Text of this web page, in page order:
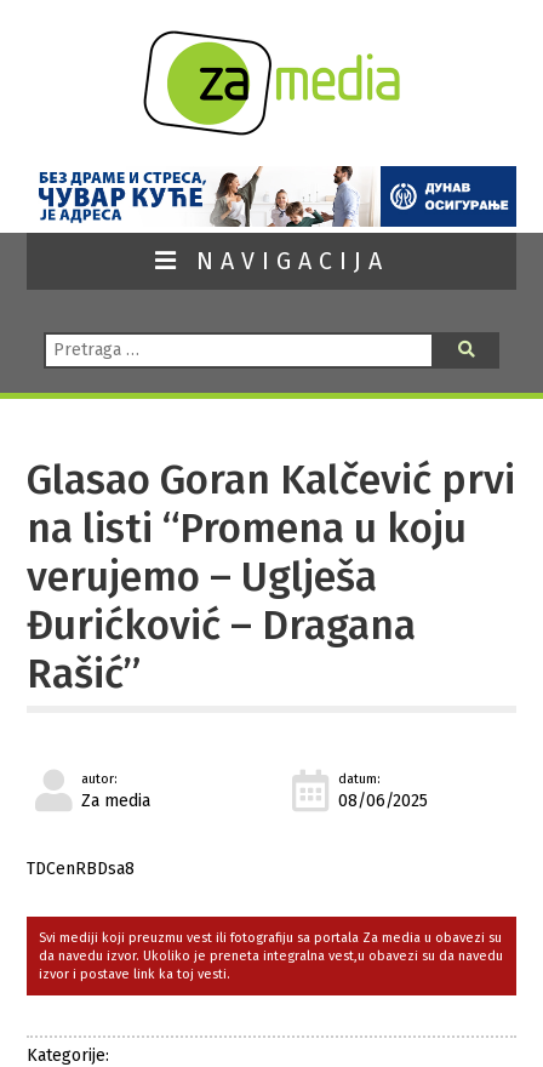
NAVIGACIJA
Pretraga:
Glasao Goran Kalčević prvi
na listi “Promena u koju
verujemo – Uglješa
Đurićković – Dragana
Rašić”
autor:
Za media
datum:
08/06/2025
TDCenRBDsa8
Svi mediji koji preuzmu vest ili fotografiju sa portala Za media u obavezi su
da navedu izvor. Ukoliko je preneta integralna vest,u obavezi su da navedu
izvor i postave link ka toj vesti.
Kategorije: